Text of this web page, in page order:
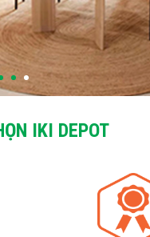
IKI DEPOT